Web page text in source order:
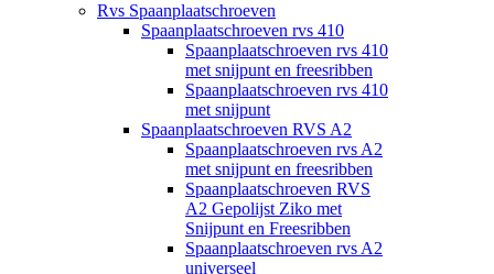
Rvs Spaanplaatschroeven
Spaanplaatschroeven rvs 410
Spaanplaatschroeven rvs 410
met snijpunt en freesribben
Spaanplaatschroeven rvs 410
met snijpunt
Spaanplaatschroeven RVS A2
Spaanplaatschroeven rvs A2
met snijpunt en freesribben
Spaanplaatschroeven RVS
A2 Gepolijst Ziko met
Snijpunt en Freesribben
Spaanplaatschroeven rvs A2
universeel